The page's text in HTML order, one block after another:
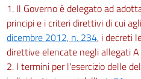
1. Il Governo è delegato ad
principi e i criteri direttivi di cui agli
dicembre 2012, n. 234, i decreti
direttive elencate negli allegati
2. I termini per l'esercizio delle